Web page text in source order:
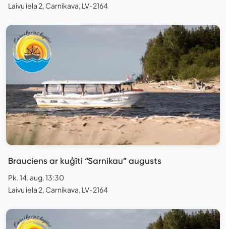
Laivu iela 2, Carnikava, LV-2164
Brauciens ar kuģīti “Sarnikau” augusts
Pk. 14. aug. 13:30
Laivu iela 2, Carnikava, LV-2164